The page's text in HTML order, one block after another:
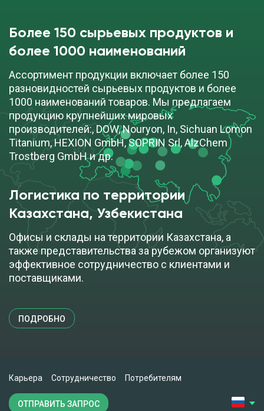
Более 150 сырьевых продуктов и
более 1000 наименований
Ассортимент продукции включает более 150
разновидностей сырьевых продуктов и более
1000 наименований товаров. Мы предлагаем
продукцию крупнейших мировых
производителей:, DOW, Nouryon, In, Sichuan Lomon
Titanium, HEXION GmbH, SOPRIN Srl, AlzChem
Trostberg GmbH и др.
Логистика по территории
Казахстана, Узбекистана
Офисы и склады на территории Казахстана, а
также представительства за рубежом организуют
эффективное сотрудничество с клиентами и
поставщиками.
ПОДРОБНО
Карьера Сотрудничество Потребителям
ОТПРАВИТЬ ЗАПРОС